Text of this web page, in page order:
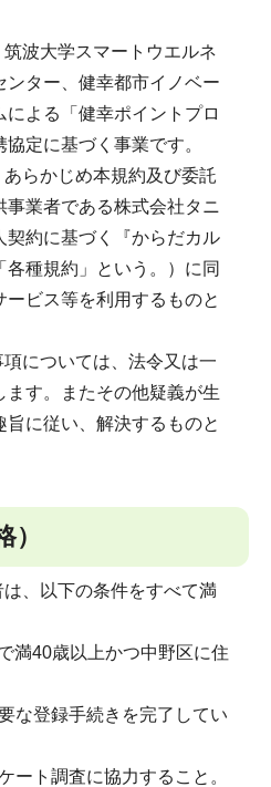
波大学スマートウエルネ
ンター、健幸都市イノベー
よる「健幸ポイントプロ
定に基づく事業です。
らかじめ本規約及び委託
業者である株式会社タニ
契約に基づく『からだカル
種規約」という。）に同
ビス等を利用するものと
については、法令又は一
す。またその他疑義が生
旨に従い、解決するものと
、以下の条件をすべて満
満40歳以上かつ中野区に住
な登録手続きを完了してい
ート調査に協力すること。